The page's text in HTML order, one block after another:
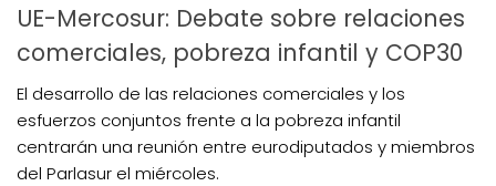
UE-Mercosur: Debate sobre relaciones
comerciales, pobreza infantil y COP30
El desarrollo de las relaciones comerciales y los
esfuerzos conjuntos frente a la pobreza infantil
centrarán una reunión entre eurodiputados y miembros
del Parlasur el miércoles.